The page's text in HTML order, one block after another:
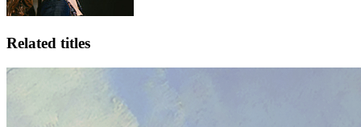
Related titles